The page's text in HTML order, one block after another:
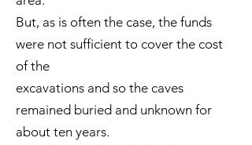
But, as is often the case, the funds
were not sufficient to cover the cost
of the
excavations and so the caves
remained buried and unknown for
about ten years.